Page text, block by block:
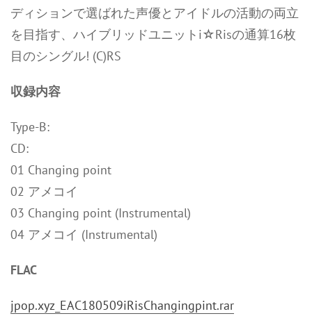
ディションで選ばれた声優とアイドルの活動の両立
を目指す、ハイブリッドユニットi☆Risの通算16枚
目のシングル! (C)RS
収録内容
Type-B:
CD:
01 Changing point
02 アメコイ
03 Changing point (Instrumental)
04 アメコイ (Instrumental)
FLAC
jpop.xyz_EAC180509iRisChangingpint.rar